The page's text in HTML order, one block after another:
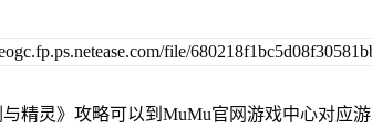
精灵》攻略可以到MuMu官网游戏中心对应